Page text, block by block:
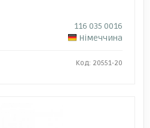
116 035 0016
Німеччина
Код: 20551-20